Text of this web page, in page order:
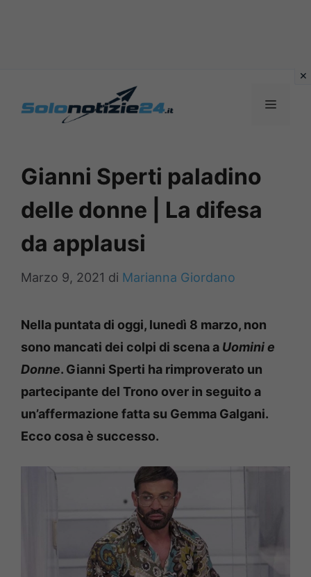
MENU
Gianni Sperti paladino
delle donne | La difesa
da applausi
Marzo 9, 2021 di Marianna Giordano
Nella puntata di oggi, lunedì 8 marzo, non
sono mancati dei colpi di scena a Uomini e
Donne. Gianni Sperti ha rimproverato un
partecipante del Trono over in seguito a
un’affermazione fatta su Gemma Galgani.
Ecco cosa è successo.